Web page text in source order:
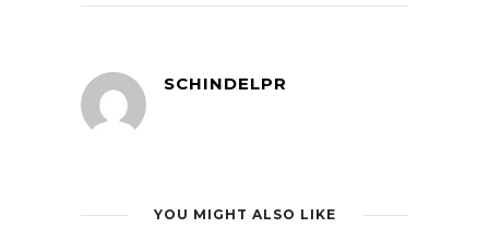
SCHINDELPR
YOU MIGHT ALSO LIKE